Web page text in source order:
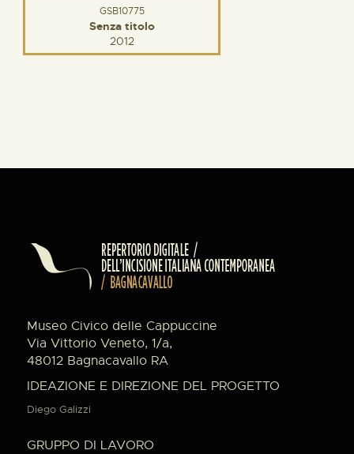
GSB10775
Senza titolo
2012
Museo Civico delle Cappuccine
Via Vittorio Veneto, 1/a,
48012 Bagnacavallo RA
IDEAZIONE E DIREZIONE DEL PROGETTO
Diego Galizzi
GRUPPO DI LAVORO